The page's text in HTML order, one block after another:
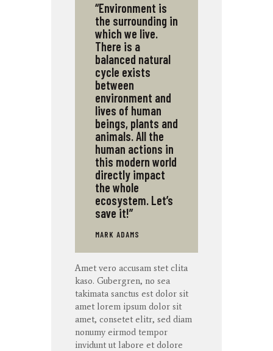
“Environment is
the surrounding in
which we live.
There is a
balanced natural
cycle exists
between
environment and
lives of human
beings, plants and
animals. All the
human actions in
this modern world
directly impact
the whole
ecosystem. Let’s
save it!”
MARK ADAMS
Amet vero accusam stet clita
kaso. Gubergren, no sea
takimata sanctus est dolor sit
amet lorem ipsum dolor sit
amet, consetet elitr, sed diam
nonumy eirmod tempor
invidunt ut labore et dolore